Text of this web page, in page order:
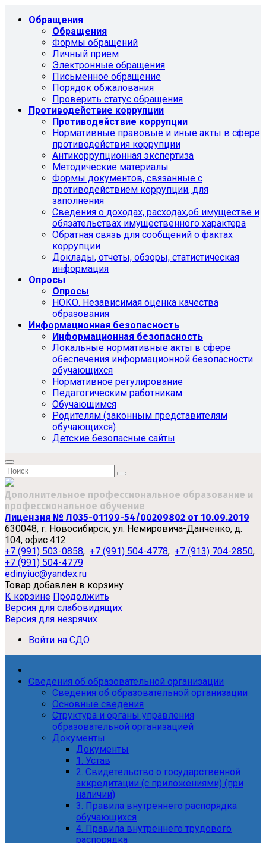
Обращения
Обращения
Формы обращений
Личный прием
Электронные обращения
Письменное обращение
Порядок обжалования
Проверить статус обращения
Противодействие коррупции
Противодействие коррупции
Нормативные правовые и иные акты в сфере
противодействия коррупции
Антикоррупционная экспертиза
Методические материалы
Формы документов, связанные с
противодействием коррупции, для
заполнения
Сведения о доходах, расходах,об имуществе и
обязательствах имущественного характера
Обратная связь для сообщений о фактах
коррупции
Доклады, отчеты, обзоры, статистическая
информация
Опросы
Опросы
НОКО. Независимая оценка качества
образования
Информационная безопасность
Информационная безопасность
Локальные нормативные акты в сфере
обеспечения информационной безопасности
обучающихся
Нормативное регулирование
Педагогическим работникам
Обучающимся
Родителям (законным представителям
обучающихся)
Детские безопасные сайты
Дополнительное профессиональное образование и
профессиональное обучение
Лицензия № Л035-01199-54/00209802 от 10.09.2019
630048, г. Новосибирск, ул. Немировича-Данченко, д.
104, офис 412
+7 (991) 503-0858, +7 (991) 504-4778, +7 (913) 704-2850,
+7 (991) 504-4779
edinyiuc@yandex.ru
Товар добавлен в корзину
К корзине Продолжить
Версия для слабовидящих
Версия для незрячих
Войти на СДО
Сведения об образовательной организации
Сведения об образовательной организации
Основные сведения
Структура и органы управления
образовательной организацией
Документы
Документы
1. Устав
2. Свидетельство о государственной
аккредитации (с приложениями) (при
наличии)
3. Правила внутреннего распорядка
обучающихся
4. Правила внутреннего трудового
распорядка